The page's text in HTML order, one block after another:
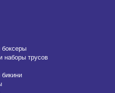
боксеры
наборы трусов